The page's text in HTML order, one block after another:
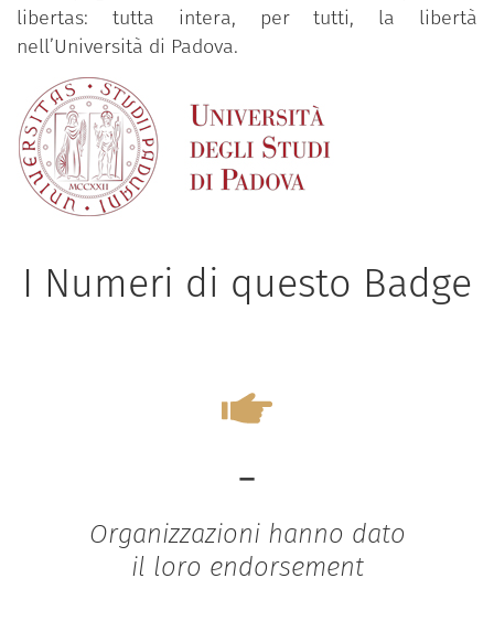
libertas: tutta intera, per tutti, la libertà
nell’Università di Padova.
I Numeri di questo Badge
-
Organizzazioni hanno dato
il loro endorsement